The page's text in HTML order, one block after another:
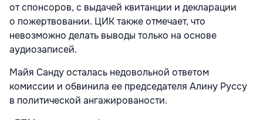
от спонсоров, с выдачей квитанции и декларации
о пожертвовании. ЦИК также отмечает, что
невозможно делать выводы только на основе
аудиозаписей.
Майя Санду осталась недовольной ответом
комиссии и обвинила ее председателя Алину Руссу
в политической ангажированости.